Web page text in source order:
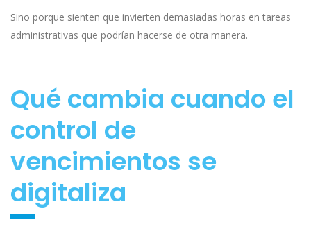
Sino porque sienten que invierten demasiadas horas en tareas
administrativas que podrían hacerse de otra manera.
Qué cambia cuando el
control de
vencimientos se
digitaliza